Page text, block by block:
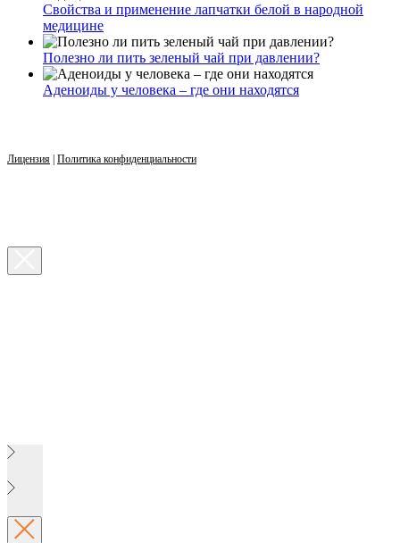
Свойства и применение лапчатки белой в народной
медицине
Полезно ли пить зеленый чай при давлении?
Аденоиды у человека – где они находятся
Лицензия | Политика конфиденциальности